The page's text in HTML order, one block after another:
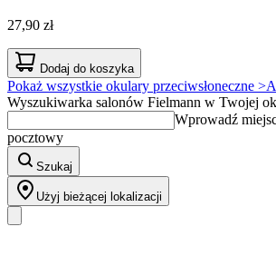
27,90 zł
Dodaj do koszyka
Pokaż wszystkie okulary przeciwsłoneczne >
Wyszukiwarka salonów Fielmann w Twojej
Wprowadź
pocztowy
Szukaj
Użyj bieżącej lokalizacji